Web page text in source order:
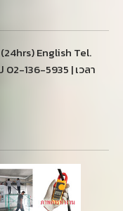
English Tel.
136-5935 | เวลา